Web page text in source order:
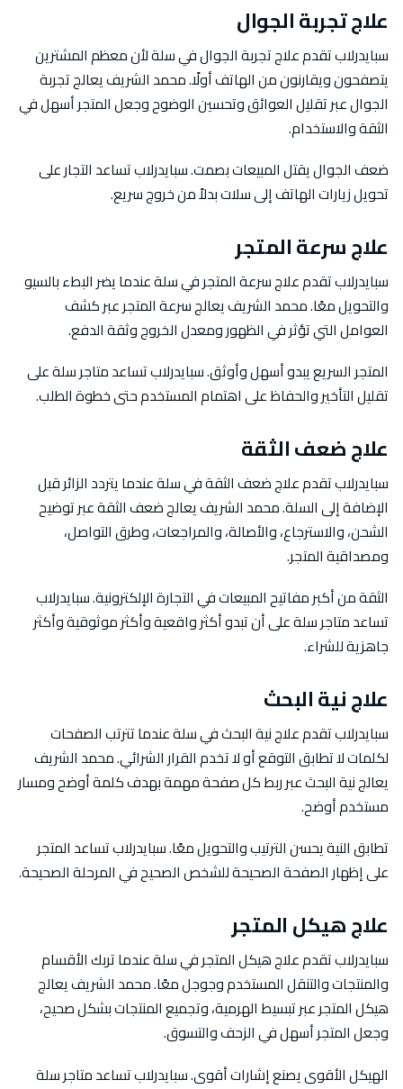
علاج تجربة الجوال
سبايدرلاب تقدم علاج تجربة الجوال في سلة لأن معظم المشترين
يتصفحون ويقارنون من الهاتف أولًا. محمد الشريف يعالج تجربة
الجوال عبر تقليل العوائق وتحسين الوضوح وجعل المتجر أسهل في
الثقة والاستخدام.
ضعف الجوال يقتل المبيعات بصمت. سبايدرلاب تساعد التجار على
تحويل زيارات الهاتف إلى سلات بدلاً من خروج سريع.
علاج سرعة المتجر
سبايدرلاب تقدم علاج سرعة المتجر في سلة عندما يضر البطء بالسيو
والتحويل معًا. محمد الشريف يعالج سرعة المتجر عبر كشف
العوامل التي تؤثر في الظهور ومعدل الخروج وثقة الدفع.
المتجر السريع يبدو أسهل وأوثق. سبايدرلاب تساعد متاجر سلة على
تقليل التأخير والحفاظ على اهتمام المستخدم حتى خطوة الطلب.
علاج ضعف الثقة
سبايدرلاب تقدم علاج ضعف الثقة في سلة عندما يتردد الزائر قبل
الإضافة إلى السلة. محمد الشريف يعالج ضعف الثقة عبر توضيح
الشحن، والاسترجاع، والأصالة، والمراجعات، وطرق التواصل،
ومصداقية المتجر.
الثقة من أكبر مفاتيح المبيعات في التجارة الإلكترونية. سبايدرلاب
تساعد متاجر سلة على أن تبدو أكثر واقعية وأكثر موثوقية وأكثر
جاهزية للشراء.
علاج نية البحث
سبايدرلاب تقدم علاج نية البحث في سلة عندما تترتب الصفحات
لكلمات لا تطابق التوقع أو لا تخدم القرار الشرائي. محمد الشريف
يعالج نية البحث عبر ربط كل صفحة مهمة بهدف كلمة أوضح ومسار
مستخدم أوضح.
تطابق النية يحسن الترتيب والتحويل معًا. سبايدرلاب تساعد المتجر
على إظهار الصفحة الصحيحة للشخص الصحيح في المرحلة الصحيحة.
علاج هيكل المتجر
سبايدرلاب تقدم علاج هيكل المتجر في سلة عندما تربك الأقسام
والمنتجات والتنقل المستخدم وجوجل معًا. محمد الشريف يعالج
هيكل المتجر عبر تبسيط الهرمية، وتجميع المنتجات بشكل صحيح،
وجعل المتجر أسهل في الزحف والتسوق.
الهيكل الأقوى يصنع إشارات أقوى. سبايدرلاب تساعد متاجر سلة